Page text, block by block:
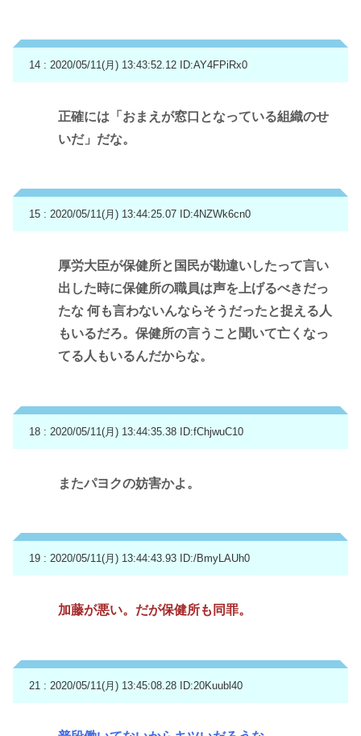
14 : 2020/05/11(月) 13:43:52.12 ID:AY4FPiRx0
正確には「おまえが窓口となっている組織のせ
いだ」だな。
15 : 2020/05/11(月) 13:44:25.07 ID:4NZWk6cn0
厚労大臣が保健所と国民が勘違いしたって言い
出した時に保健所の職員は声を上げるべきだっ
たな 何も言わないんならそうだったと捉える人
もいるだろ。保健所の言うこと聞いて亡くなっ
てる人もいるんだからな。
18 : 2020/05/11(月) 13:44:35.38 ID:fChjwuC10
またパヨクの妨害かよ。
19 : 2020/05/11(月) 13:44:43.93 ID:/BmyLAUh0
加藤が悪い。だが保健所も同罪。
21 : 2020/05/11(月) 13:45:08.28 ID:20Kuubl40